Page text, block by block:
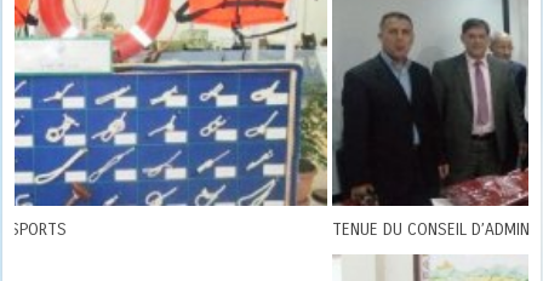
TENUE DU CONSEIL D’ADMINISTRATION DE L’E.T.F.I.M